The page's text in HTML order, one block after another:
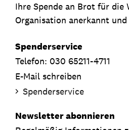
Ihre Spende an Brot für die
Organisation anerkannt
Spenderservice
Telefon: 030 65211-4711
E-Mail schreiben
Spenderservice
Newsletter abonnieren